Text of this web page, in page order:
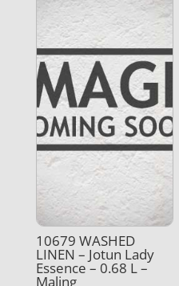
10679 WASHED
LINEN – Jotun Lady
Essence – 0.68 L –
Maling